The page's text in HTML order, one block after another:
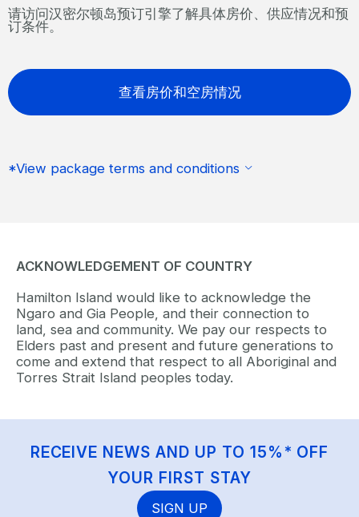
请访问汉密尔顿岛预订引擎了解具体房价、供应情况和预
订条件。
查看房价和空房情况
*View package terms and conditions
ACKNOWLEDGEMENT OF COUNTRY
Hamilton Island would like to acknowledge the
Ngaro and Gia People, and their connection to
land, sea and community. We pay our respects to
Elders past and present and future generations to
come and extend that respect to all Aboriginal and
Torres Strait Island peoples today.
RECEIVE NEWS AND UP TO 15%* OFF
YOUR FIRST STAY
SIGN UP